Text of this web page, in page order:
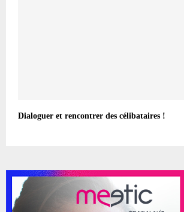
Dialoguer et rencontrer des célibataires !